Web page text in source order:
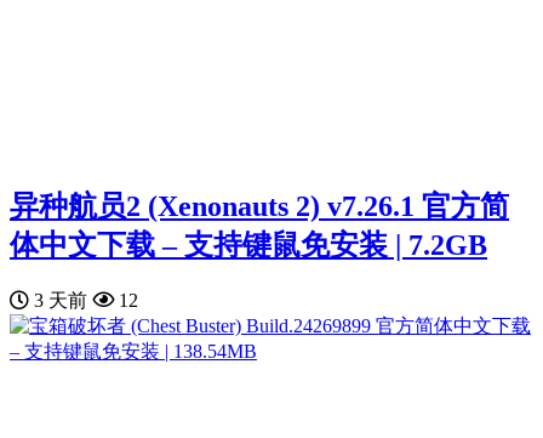
异种航员2 (Xenonauts 2) v7.26.1 官方简
体中文下载 – 支持键鼠免安装 | 7.2GB
3 天前 12